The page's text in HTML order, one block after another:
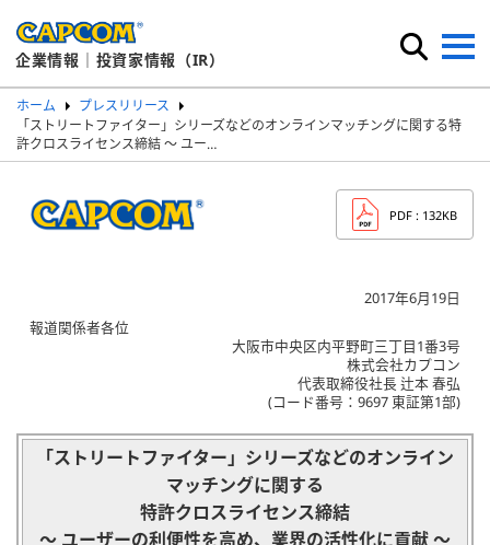
企業情報｜投資家情報（IR）
ホーム
プレスリリース
「ストリートファイター」シリーズなどのオンラインマッチングに関する特
許クロスライセンス締結 ～ ユー…
PDF : 132KB
2017年6月19日
報道関係者各位
大阪市中央区内平野町三丁目1番3号
株式会社カプコン
代表取締役社長 辻本 春弘
(コード番号：9697 東証第1部)
「ストリートファイター」シリーズなどのオンライン
マッチングに関する
特許クロスライセンス締結
～ ユーザーの利便性を高め、業界の活性化に貢献 ～